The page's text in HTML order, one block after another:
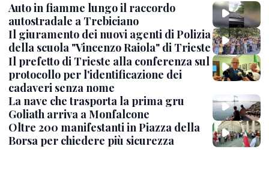
Auto in fiamme lungo il raccordo
autostradale a Trebiciano
Il giuramento dei nuovi agenti di Polizia
della scuola "Vincenzo Raiola" di Trieste
Il prefetto di Trieste alla conferenza sul
protocollo per l'identificazione dei
cadaveri senza nome
La nave che trasporta la prima gru
Goliath arriva a Monfalcone
Oltre 200 manifestanti in Piazza della
Borsa per chiedere più sicurezza